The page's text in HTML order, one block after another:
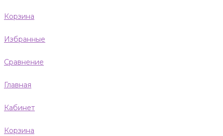
Корзина
Избранные
Сравнение
Главная
Кабинет
Корзина